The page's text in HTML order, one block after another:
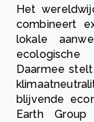
Het
combineert
lokale
ecologische
Daarmee
blijvende
Earth